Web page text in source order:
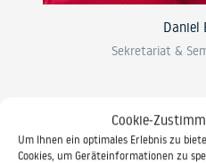
Cookie-
Um Ihnen ein optimales Erlebnis zu
Cookies, um Geräteinformationen zu
Daniel
Sekretariat &
0521 / 20889 30